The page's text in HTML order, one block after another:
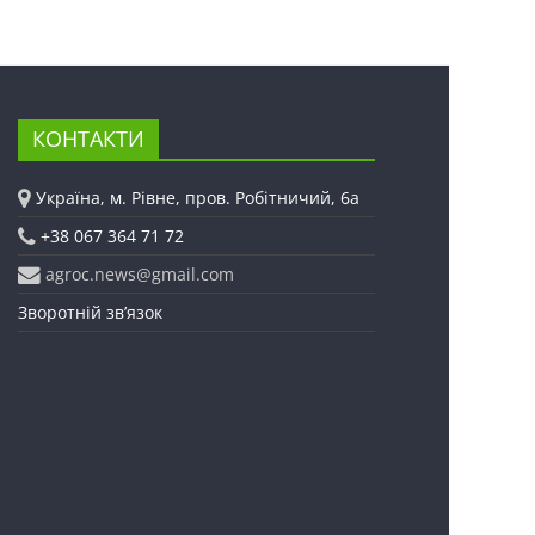
КОНТАКТИ
Україна, м. Рівне, пров. Робітничий, 6а
+38 067 364 71 72
agroc.news@gmail.com
Зворотній зв’язок